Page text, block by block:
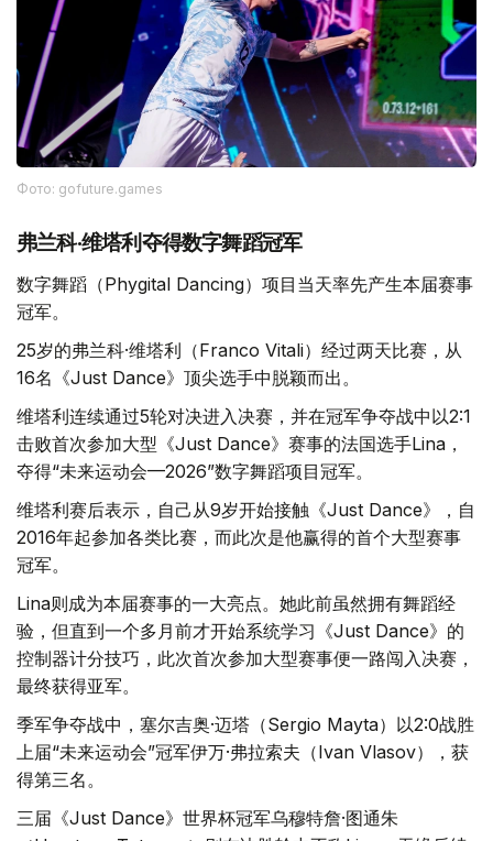
Фото: gofuture.games
弗兰科·维塔利夺得数字舞蹈冠军
数字舞蹈（Phygital Dancing）项目当天率先产生本届赛事
冠军。
25岁的弗兰科·维塔利（Franco Vitali）经过两天比赛，从
16名《Just Dance》顶尖选手中脱颖而出。
维塔利连续通过5轮对决进入决赛，并在冠军争夺战中以2:1
击败首次参加大型《Just Dance》赛事的法国选手Lina，
夺得“未来运动会—2026”数字舞蹈项目冠军。
维塔利赛后表示，自己从9岁开始接触《Just Dance》，自
2016年起参加各类比赛，而此次是他赢得的首个大型赛事
冠军。
Lina则成为本届赛事的一大亮点。她此前虽然拥有舞蹈经
验，但直到一个多月前才开始系统学习《Just Dance》的
控制器计分技巧，此次首次参加大型赛事便一路闯入决赛，
最终获得亚军。
季军争夺战中，塞尔吉奥·迈塔（Sergio Mayta）以2:0战胜
上届“未来运动会”冠军伊万·弗拉索夫（Ivan Vlasov），获
得第三名。
三届《Just Dance》世界杯冠军乌穆特詹·图通朱